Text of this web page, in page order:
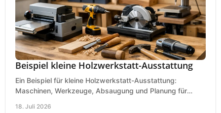
Beispiel kleine Holzwerkstatt-Ausstattung
Ein Beispiel für kleine Holzwerkstatt-Ausstattung:
Maschinen, Werkzeuge, Absaugung und Planung für
18. Juli 2026